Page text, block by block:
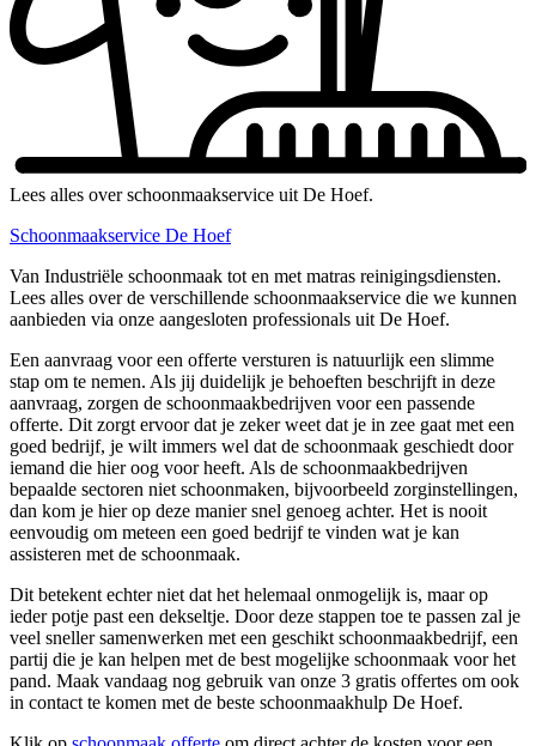
Lees alles over schoonmaakservice uit De Hoef.
Schoonmaakservice De Hoef
Van Industriële schoonmaak tot en met matras reinigingsdiensten.
Lees alles over de verschillende schoonmaakservice die we kunnen
aanbieden via onze aangesloten professionals uit De Hoef.
Een aanvraag voor een offerte versturen is natuurlijk een slimme
stap om te nemen. Als jij duidelijk je behoeften beschrijft in deze
aanvraag, zorgen de schoonmaakbedrijven voor een passende
offerte. Dit zorgt ervoor dat je zeker weet dat je in zee gaat met een
goed bedrijf, je wilt immers wel dat de schoonmaak geschiedt door
iemand die hier oog voor heeft. Als de schoonmaakbedrijven
bepaalde sectoren niet schoonmaken, bijvoorbeeld zorginstellingen,
dan kom je hier op deze manier snel genoeg achter. Het is nooit
eenvoudig om meteen een goed bedrijf te vinden wat je kan
assisteren met de schoonmaak.
Dit betekent echter niet dat het helemaal onmogelijk is, maar op
ieder potje past een dekseltje. Door deze stappen toe te passen zal je
veel sneller samenwerken met een geschikt schoonmaakbedrijf, een
partij die je kan helpen met de best mogelijke schoonmaak voor het
pand. Maak vandaag nog gebruik van onze 3 gratis offertes om ook
in contact te komen met de beste schoonmaakhulp De Hoef.